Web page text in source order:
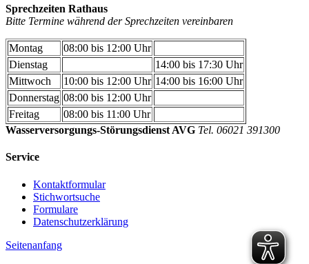
Sprechzeiten Rathaus
Bitte Termine während der Sprechzeiten vereinbaren
Montag
08:00 bis 12:00 Uhr
Dienstag
14:00 bis 17:30 Uhr
Mittwoch
10:00 bis 12:00 Uhr 14:00 bis 16:00 Uhr
Donnerstag 08:00 bis 12:00 Uhr
Freitag
08:00 bis 11:00 Uhr
Wasserversorgungs-Störungsdienst AVG Tel. 06021 391300
Service
Kontaktformular
Stichwortsuche
Formulare
Datenschutzerklärung
Seitenanfang